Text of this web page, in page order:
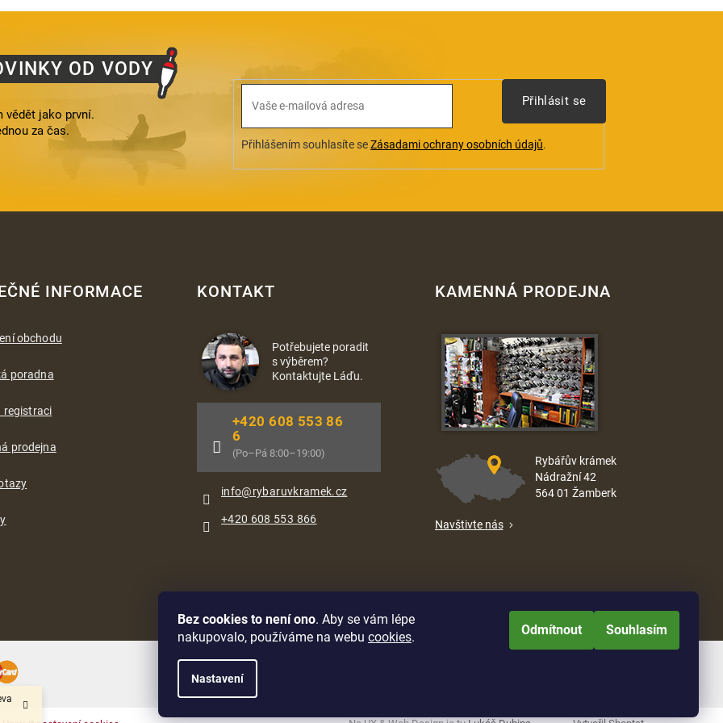
Bez cookies to není ono. Aby se vám lépe
nakupovalo, používáme na webu cookies.
Nastavení
Odmítnout Souhlasím
OD VODY
vědět jako první.
za čas.
Přihlášením souhlasíte seZásadami ochrany osobních údajů.
Přihlásit se
INFORMACE
obchodu
poradna
registraci
prodejna
KONTAKT
Potřebujete poradit
s výběrem?
Kontaktujte Láďu.
info@rybaruvkramek.cz
+420 608 553 86
6
(Po–Pá 8:00–19:00)
+420 608 553 866
KAMENNÁ PRODEJNA
Rybářův krámek
Nádražní 42
564 01 Žamberk
Navštivte nás
Oblíbené způsoby dopravy: